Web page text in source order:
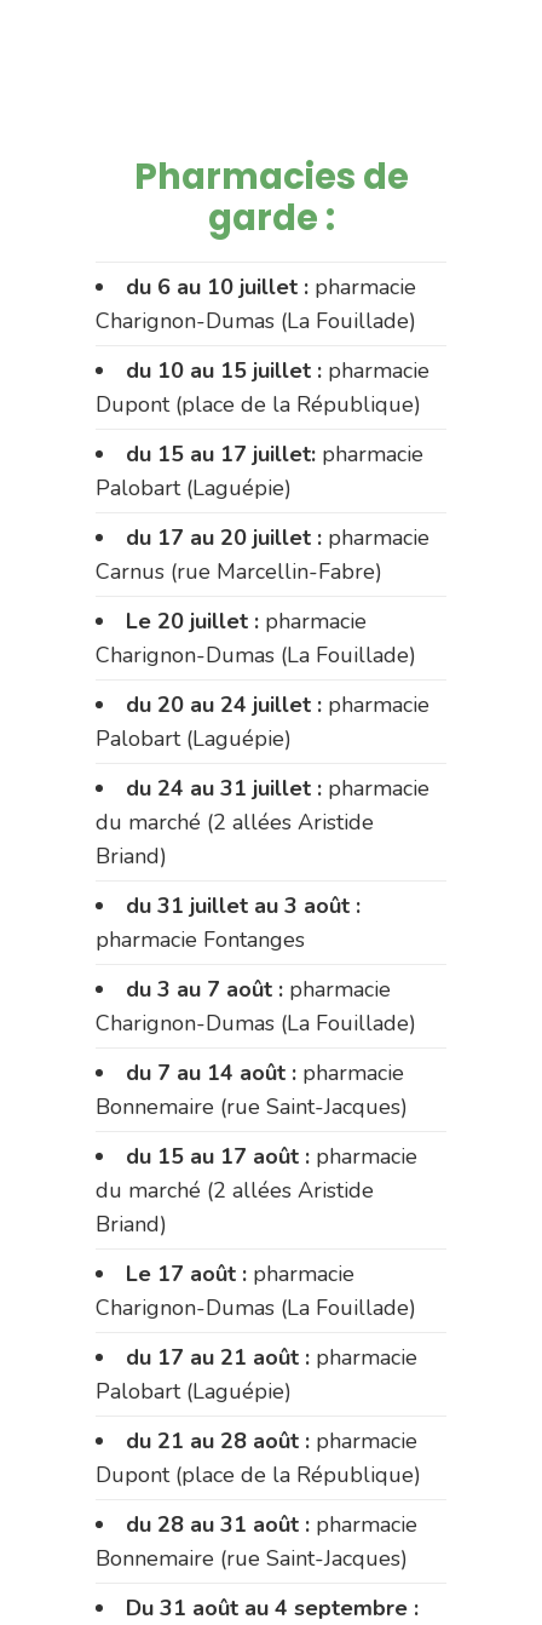
Pharmacies de
garde :
du 6 au 10 juillet : pharmacie
Charignon-Dumas (La Fouillade)
du 10 au 15 juillet : pharmacie
Dupont (place de la République)
du 15 au 17 juillet: pharmacie
Palobart (Laguépie)
du 17 au 20 juillet : pharmacie
Carnus (rue Marcellin-Fabre)
Le 20 juillet : pharmacie
Charignon-Dumas (La Fouillade)
du 20 au 24 juillet : pharmacie
Palobart (Laguépie)
du 24 au 31 juillet : pharmacie
du marché (2 allées Aristide
Briand)
du 31 juillet au 3 août :
pharmacie Fontanges
du 3 au 7 août : pharmacie
Charignon-Dumas (La Fouillade)
du 7 au 14 août : pharmacie
Bonnemaire (rue Saint-Jacques)
du 15 au 17 août : pharmacie
du marché (2 allées Aristide
Briand)
Le 17 août : pharmacie
Charignon-Dumas (La Fouillade)
du 17 au 21 août : pharmacie
Palobart (Laguépie)
du 21 au 28 août : pharmacie
Dupont (place de la République)
du 28 au 31 août : pharmacie
Bonnemaire (rue Saint-Jacques)
Du 31 août au 4 septembre :